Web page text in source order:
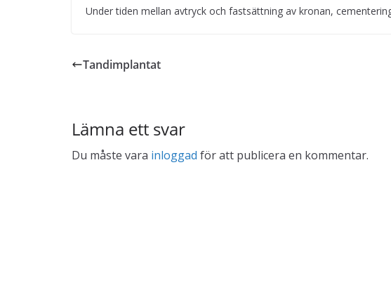
Under tiden mellan avtryck och fastsättning av kronan,
Tandimplantat
Lämna ett svar
Du måste vara inloggad för att publicera en kommentar.